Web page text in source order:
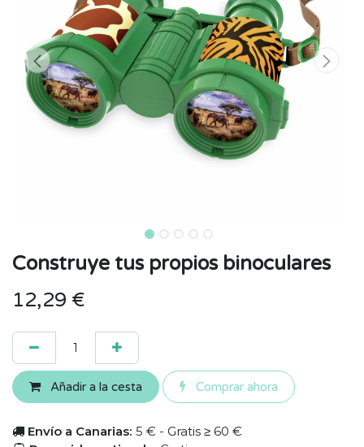
Construye tus propios binoculares
12,29 €
Añadir a la cesta Comprar ahora
Envío a Canarias: 5 € - Gratis ≥ 60 €